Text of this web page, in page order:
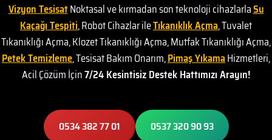
Vizyon TesisatNoktasal ve kırmadan son teknoloji cihazlarlaSu
Kaçağı Tespiti, Robot Cihazlar ileTıkanıklık Açma, Tuvalet
Tıkanıklığı Açma, Klozet Tıkanıklığı Açma, Mutfak Tıkanıklığı Açma,
Petek Temizleme, Tesisat Bakım Onarım,Pimaş YıkamaHizmetleri,
Acil Çözüm İçin7/24 Kesintisiz Destek Hattımızı Arayın!
0534 382 77 01 0537 320 90 93